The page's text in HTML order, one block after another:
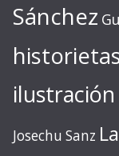
Sánchez
Josechu Sanz